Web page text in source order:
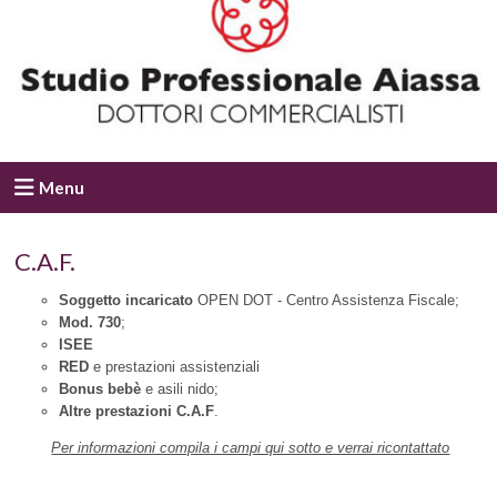
Menu
C.A.F.
Soggetto incaricato OPEN DOT - Centro Assistenza Fiscale;
Mod. 730;
ISEE
RED e prestazioni assistenziali
Bonus bebè e asili nido;
Altre prestazioni C.A.F.
Per informazioni compila i campi qui sotto e verrai ricontattato